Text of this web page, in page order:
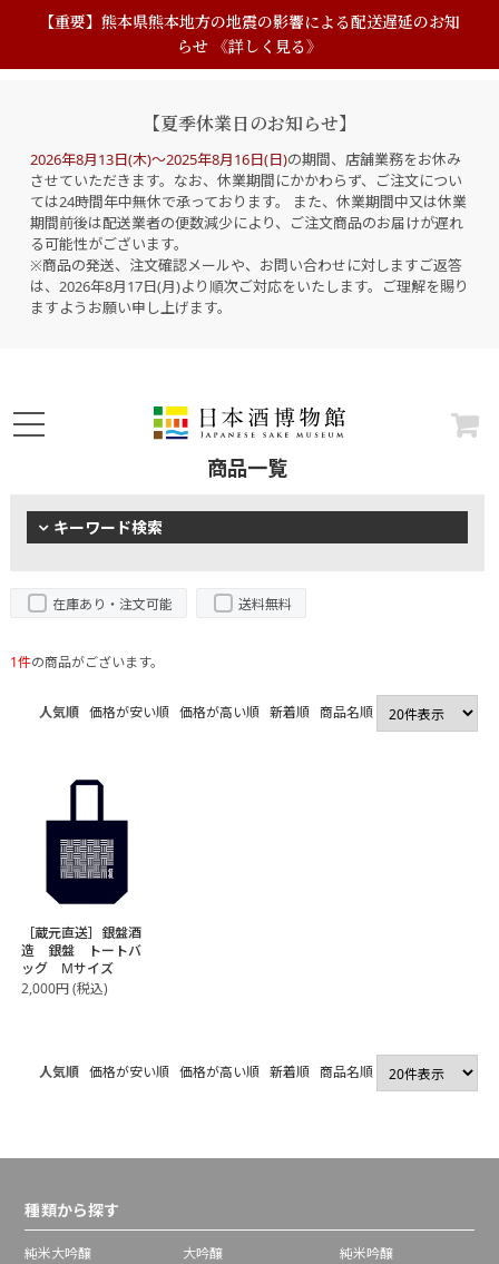
【重要】熊本県熊本地方の地震の影響による配送遅延のお知
らせ 《詳しく見る》
【夏季休業日のお知らせ】
2026年8月13日(木)～2025年8月16日(日)の期間、店舗業務をお休み
させていただきます。なお、休業期間にかかわらず、ご注文につい
ては24時間年中無休で承っております。 また、休業期間中又は休業
期間前後は配送業者の便数減少により、ご注文商品のお届けが遅れ
る可能性がございます。
※商品の発送、注文確認メールや、お問い合わせに対しますご返答
は、2026年8月17日(月)より順次ご対応をいたします。ご理解を賜り
ますようお願い申し上げます。
商品一覧
キーワード検索
在庫あり・注文可能 送料無料
1件の商品がございます。
人気順 価格が安い順 価格が高い順 新着順 商品名順
［蔵元直送］銀盤酒
造 銀盤 トートバ
ッグ Mサイズ
2,000円(税込)
人気順 価格が安い順 価格が高い順 新着順 商品名順
種類から探す
純米大吟醸 大吟醸
純米吟醸